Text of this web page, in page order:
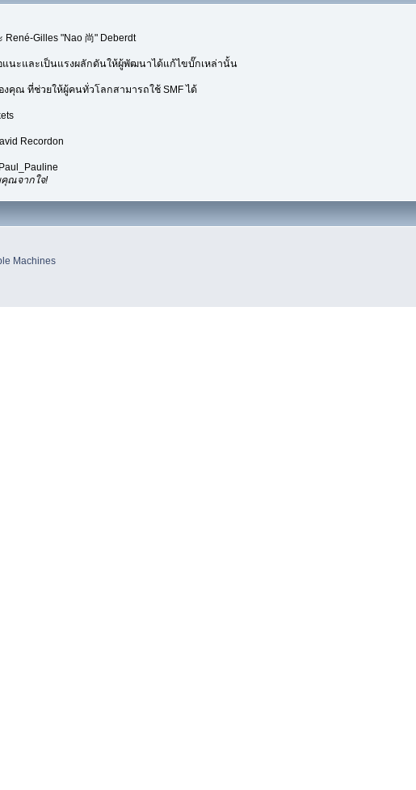
René-Gilles "Nao 尚" Deberdt
นะและเป็นแรงผลักดันให้ผู้พัฒนาได้แก้ไขบั๊กเหล่านั้น
ณ ที่ช่วยให้ผู้คนทั่วโลกสามารถใช้ SMF ได้
Recordon
ณจากใจ!
Machines